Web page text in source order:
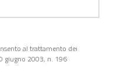
al trattamento dei
giugno 2003, n. 196